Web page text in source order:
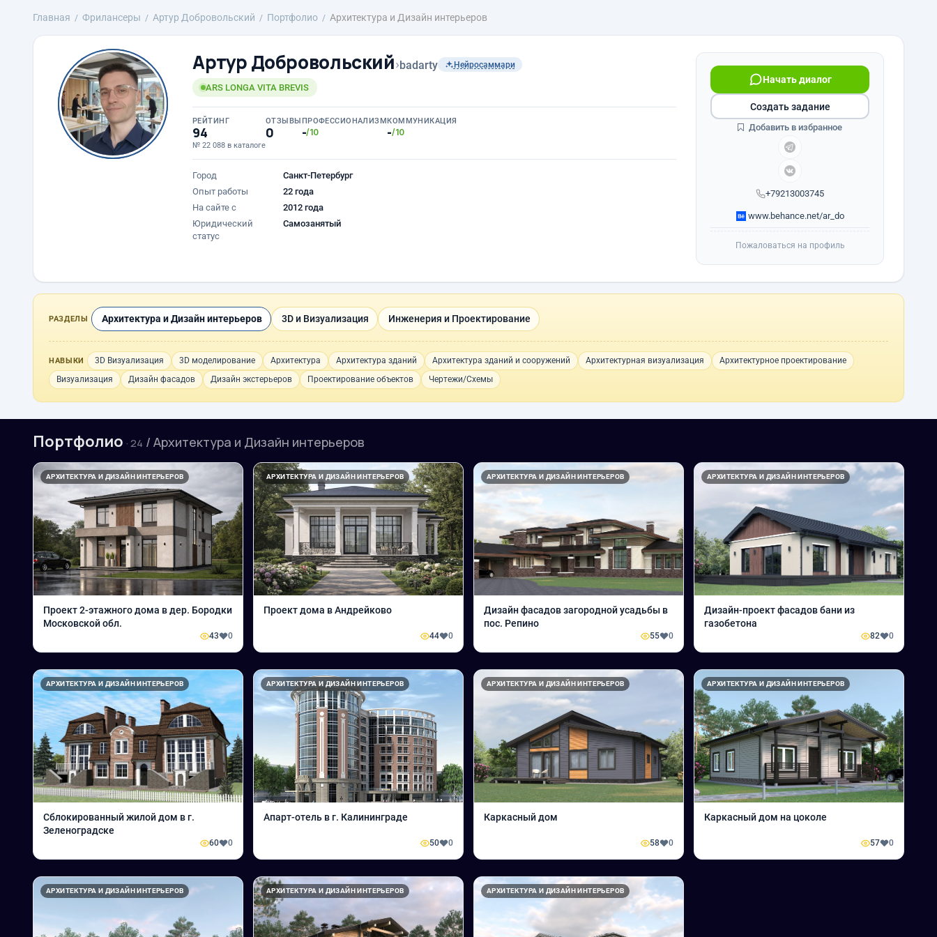
Главная Фрилансеры Артур Добровольский Портфолио Архитектура и Дизайн интерьеров
Артур Добровольский›badarty Нейросаммари
ARS LONGA VITA BREVIS
РЕЙТИНГ
94
№ 22 088 в каталоге
ОТЗЫВЫ
0
ПРОФЕССИОНАЛИЗМ
-/10
КОММУНИКАЦИЯ
-/10
Город
Санкт-Петербург
Опыт работы
22 года
На сайте с
2012 года
Юридический
статус
Самозанятый
+79213003745
Начать диалог
www.behance.net/ar_do
Создать задание
Добавить в избранное
Пожаловаться на профиль
РАЗДЕЛЫ Архитектура и Дизайн интерьеров 3D и Визуализация Инженерия и Проектирование
НАВЫКИ 3D Визуализация 3D моделирование Архитектура Архитектура зданий Архитектура зданий и сооружений Архитектурная визуализация
Архитектурное проектирование
Визуализация
Дизайн фасадов Дизайн экстерьеров Проектирование объектов Чертежи/Схемы
Портфолио · 24 / Архитектура и Дизайн интерьеров
АРХИТЕКТУРА И ДИЗАЙН ИНТЕРЬЕРОВ
Проект 2-этажного дома в дер. Бородки
Московской обл.
43 0
АРХИТЕКТУРА И ДИЗАЙН ИНТЕРЬЕРОВ
Проект дома в Андрейково
44 0
АРХИТЕКТУРА И ДИЗАЙН ИНТЕРЬЕРОВ
Дизайн фасадов загородной усадьбы в
пос. Репино
55 0
АРХИТЕКТУРА И ДИЗАЙН ИНТЕРЬЕРОВ
Дизайн-проект фасадов бани из
газобетона
82 0
АРХИТЕКТУРА И ДИЗАЙН ИНТЕРЬЕРОВ
Сблокированный жилой дом в г.
Зеленоградске
60 0
АРХИТЕКТУРА И ДИЗАЙН ИНТЕРЬЕРОВ
Апарт-отель в г. Калининграде
50 0
АРХИТЕКТУРА И ДИЗАЙН ИНТЕРЬЕРОВ
Каркасный дом
58 0
АРХИТЕКТУРА И ДИЗАЙН ИНТЕРЬЕРОВ
Каркасный дом на цоколе
57 0
АРХИТЕКТУРА И ДИЗАЙН ИНТЕРЬЕРОВ АРХИТЕКТУРА И ДИЗАЙН ИНТЕРЬЕРОВ АРХИТЕКТУРА И ДИЗАЙН ИНТЕРЬЕРОВ